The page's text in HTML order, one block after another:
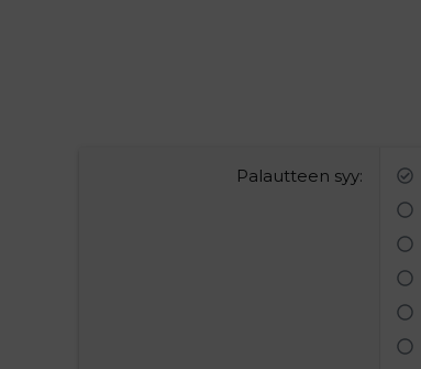
Palautteen syy